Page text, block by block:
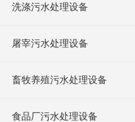
洗涤污水处理设备
屠宰污水处理设备
畜牧养殖污水处理设备
食品厂污水处理设备